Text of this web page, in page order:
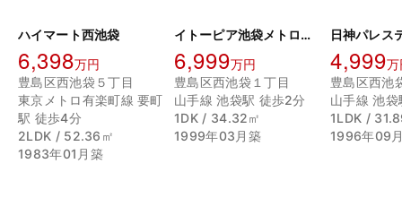
ハイマート西池袋
6,398万円
豊島区西池袋５丁目
東京メトロ有楽町線 要町
駅 徒歩4分
2LDK / 52.36㎡
1983年01月築
イトーピア池袋メトロポリタン
6,999万円
豊島区西池袋１丁目
山手線 池袋駅 徒歩2分
1DK / 34.32㎡
1999年03月築
日神パレス
4,999万
豊島区西池
山手線 池
1LDK /
1996年09